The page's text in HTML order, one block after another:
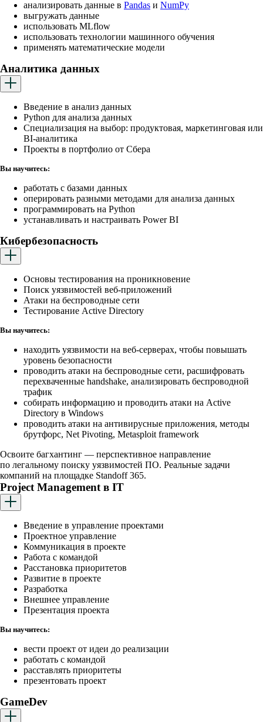
анализировать данные в Pandas и NumPy
выгружать данные
использовать MLflow
использовать технологии машинного обучения
применять математические модели
Аналитика данных
Введение в анализ данных
Python для анализа данных
Cпециализация на выбор: продуктовая, маркетинговая или
BI-аналитика
Проекты в портфолио от Сбера
Вы научитесь:
работать с базами данных
оперировать разными методами для анализа данных
программировать на Python
устанавливать и настраивать Power BI
Кибербезопасность
Основы тестирования на проникновение
Поиск уязвимостей веб-приложений
Атаки на беспроводные сети
Тестирование Active Directory
Вы научитесь:
находить уязвимости на веб-серверах, чтобы повышать
уровень безопасности
проводить атаки на беспроводные сети, расшифровать
перехваченные handshake, анализировать беспроводной
трафик
собирать информацию и проводить атаки на Active
Directory в Windows
проводить атаки на антивирусные приложения, методы
брутфорс, Net Pivoting, Metasploit framework
Освоите багхантинг — перспективное направление
по легальному поиску уязвимостей ПО. Реальные задачи
компаний на площадке Standoff 365.
Project Management в IT
Введение в управление проектами
Проектное управление
Коммуникация в проекте
Работа с командой
Расстановка приоритетов
Развитие в проекте
Разработка
Внешнее управление
Презентация проекта
Вы научитесь:
вести проект от идеи до реализации
работать с командой
расставлять приоритеты
презентовать проект
GameDev